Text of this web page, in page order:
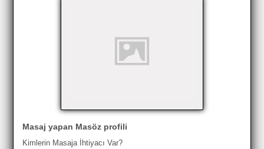
Masaj yapan Masöz profili
Kimlerin Masaja İhtiyacı Var?